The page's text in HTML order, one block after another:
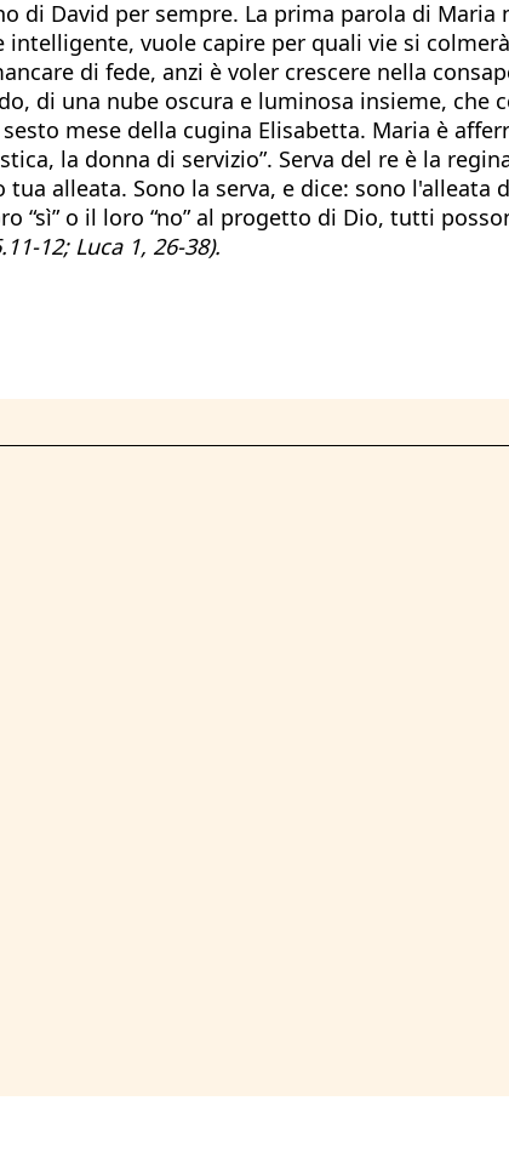
David per sempre. La prima parola di Maria
vuole capire per quali vie si
di fede, anzi è voler crescere nella
di una nube oscura e luminosa insieme, che
mese della cugina Elisabetta. Maria è
la donna di servizio”. Serva del re è la
alleata. Sono la serva, e dice: sono l'alleata
“sì” o il loro “no” al progetto di Dio, tutti
12; Luca 1, 26-38).